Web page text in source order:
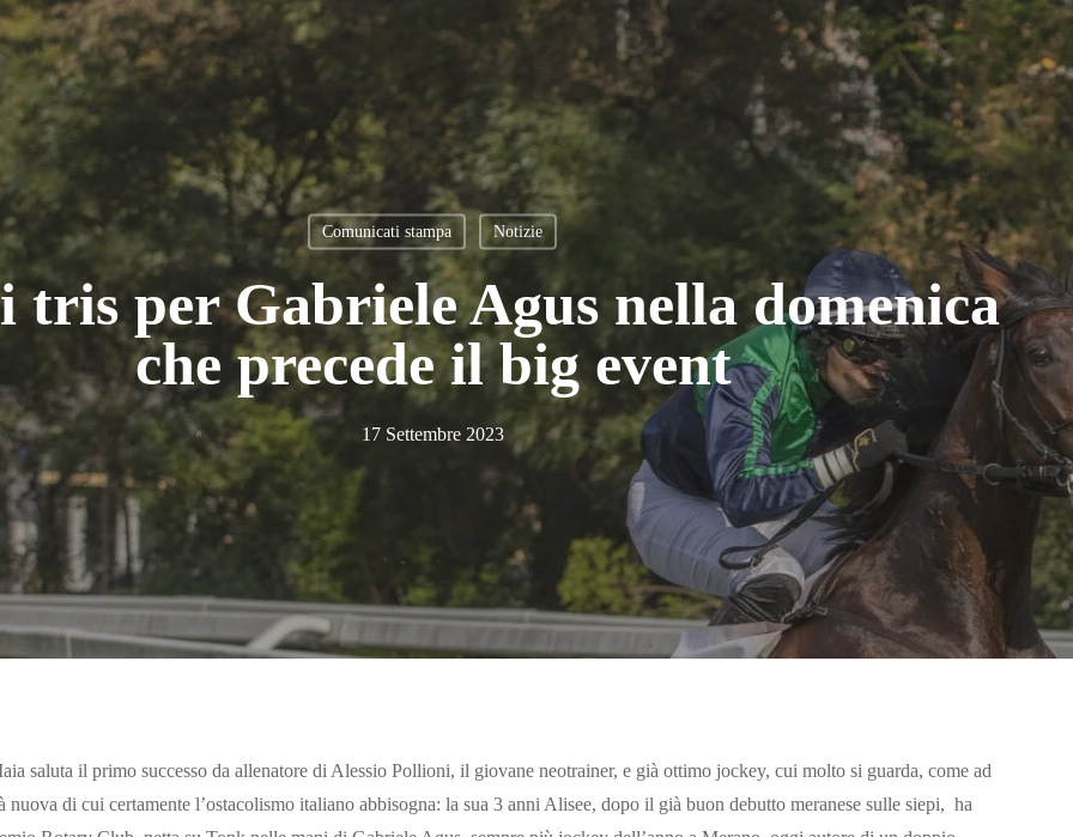
Comunicati stampa Notizie
tris per Gabriele Agus nella domenica
che precede il big event
17 Settembre 2023
saluta il primo successo da allenatore di Alessio Pollioni, il giovane neotrainer, e già ottimo jockey, cui molto si guarda, come ad
nuova di cui certamente l’ostacolismo italiano abbisogna: la sua 3 anni Alisee, dopo il già buon debutto meranese sulle siepi, ha